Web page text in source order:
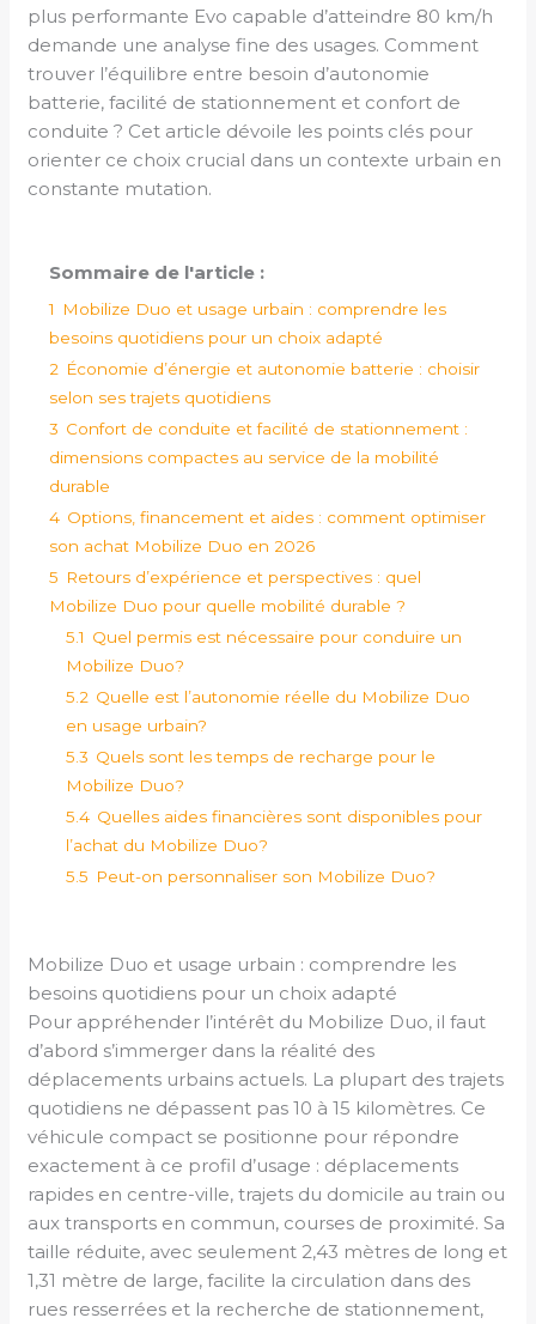
plus performante Evo capable d’atteindre 80 km/h
demande une analyse fine des usages. Comment
trouver l’équilibre entre besoin d’autonomie
batterie, facilité de stationnement et confort de
conduite ? Cet article dévoile les points clés pour
orienter ce choix crucial dans un contexte urbain en
constante mutation.
Sommaire de l'article :
1
Mobilize Duo et usage urbain : comprendre les
besoins quotidiens pour un choix adapté
2 Économie d’énergie et autonomie batterie : choisir
selon ses trajets quotidiens
3 Confort de conduite et facilité de stationnement :
dimensions compactes au service de la mobilité
durable
4 Options, financement et aides : comment optimiser
son achat Mobilize Duo en 2026
5 Retours d’expérience et perspectives : quel
Mobilize Duo pour quelle mobilité durable ?
5.1 Quel permis est nécessaire pour conduire un
Mobilize Duo?
5.2 Quelle est l’autonomie réelle du Mobilize Duo
en usage urbain?
5.3 Quels sont les temps de recharge pour le
Mobilize Duo?
5.4 Quelles aides financières sont disponibles pour
l’achat du Mobilize Duo?
5.5 Peut-on personnaliser son Mobilize Duo?
Mobilize Duo et usage urbain : comprendre les
besoins quotidiens pour un choix adapté
Pour appréhender l’intérêt du Mobilize Duo, il faut
d’abord s’immerger dans la réalité des
déplacements urbains actuels. La plupart des trajets
quotidiens ne dépassent pas 10 à 15 kilomètres. Ce
véhicule compact se positionne pour répondre
exactement à ce profil d’usage : déplacements
rapides en centre-ville, trajets du domicile au train ou
aux transports en commun, courses de proximité. Sa
taille réduite, avec seulement 2,43 mètres de long et
1,31 mètre de large, facilite la circulation dans des
rues resserrées et la recherche de stationnement,